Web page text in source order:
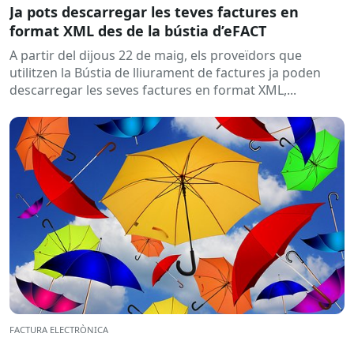
Ja pots descarregar les teves factures en
format XML des de la bústia d’eFACT
A partir del dijous 22 de maig, els proveïdors que
utilitzen la Bústia de lliurament de factures ja poden
descarregar les seves factures en format XML,...
FACTURA ELECTRÒNICA